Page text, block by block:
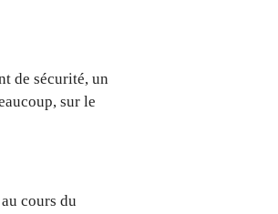
de sécurité, un
sur le
cours du